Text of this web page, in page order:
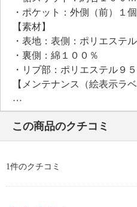
・ポケット：外側（前）１個
【素材】
・表地：表側：ポリエステ
・裏側：綿１００％
・リブ部：ポリエステル９
【メンテナンス（絵表示ラベ
・洗濯機：可
・漂白処理：塩素系・酸素
・タンブル乾燥：不可
・自然乾燥：日陰の吊り干し
・ドライクリーニング：不可
【個体差あり】
この商品のクチコミ
1件のクチコミ